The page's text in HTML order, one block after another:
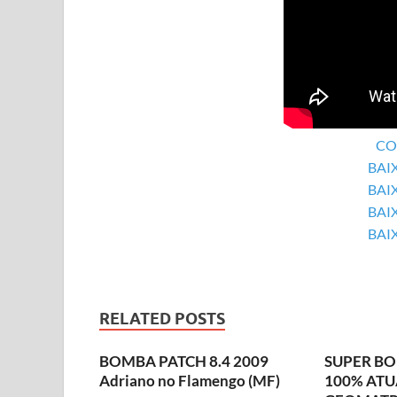
RELATED POSTS
BOMBA PATCH 8.4 2009
Adriano no Flamengo (MF)
SUPER
100%